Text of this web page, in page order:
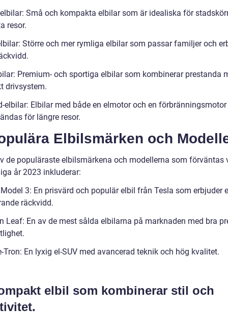
Små och kompakta elbilar som är idealiska för
resor.
Större och mer rymliga elbilar som passar familjer och
Premium- och sportiga elbilar som kombinerar prestanda
drivsystem.
elbilar: Elbilar med både en elmotor och en
för längre resor.
Elbilsmärken och
de populäraste elbilsmärkena och modellerna som förväntas
år 2023 inkluderar:
3: En prisvärd och populär elbil från Tesla som erbjuder
räckvidd.
Leaf: En av de mest sålda elbilarna på marknaden med bra
Tron: En lyxig el-SUV med avancerad teknik och hög kvalitet.
elbil som kombinerar stil och